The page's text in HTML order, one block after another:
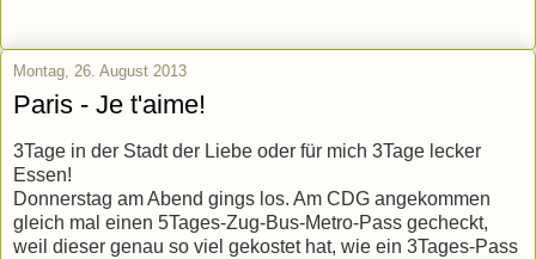
Montag, 26. August 2013
Paris - Je t'aime!
3Tage in der Stadt der Liebe oder für mich 3Tage lecker
Essen!
Donnerstag am Abend gings los. Am CDG angekommen
gleich mal einen 5Tages-Zug-Bus-Metro-Pass gecheckt,
weil dieser genau so viel gekostet hat, wie ein 3Tages-Pass